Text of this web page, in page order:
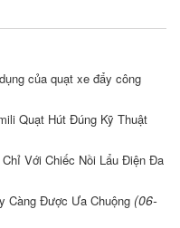
của quạt xe đẩy công
Quạt Hút Đúng Kỹ Thuật
Với Chiếc Nồi Lẩu Điện Đa
Càng Được Ưa Chuộng (06-